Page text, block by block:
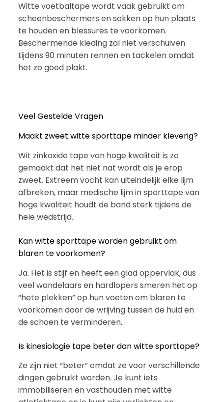
Witte voetbaltape wordt vaak gebruikt om
scheenbeschermers en sokken op hun plaats
te houden en blessures te voorkomen.
Beschermende kleding zal niet verschuiven
tijdens 90 minuten rennen en tackelen omdat
het zo goed plakt.
Veel Gestelde Vragen
Maakt zweet witte sporttape minder kleverig?
Wit zinkoxide tape van hoge kwaliteit is zo
gemaakt dat het niet nat wordt als je erop
zweet. Extreem vocht kan uiteindelijk elke lijm
afbreken, maar medische lijm in sporttape van
hoge kwaliteit houdt de band sterk tijdens de
hele wedstrijd.
Kan witte sporttape worden gebruikt om
blaren te voorkomen?
Ja. Het is stijf en heeft een glad oppervlak, dus
veel wandelaars en hardlopers smeren het op
“hete plekken” op hun voeten om blaren te
voorkomen door de wrijving tussen de huid en
de schoen te verminderen.
Is kinesiologie tape beter dan witte sporttape?
Ze zijn niet “beter” omdat ze voor verschillende
dingen gebruikt worden. Je kunt iets
immobiliseren en vasthouden met witte